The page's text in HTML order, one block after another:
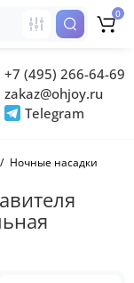
+7 (495) 266-64-69
zakaz@ohjoy.ru
Telegram
0
Ночные насадки